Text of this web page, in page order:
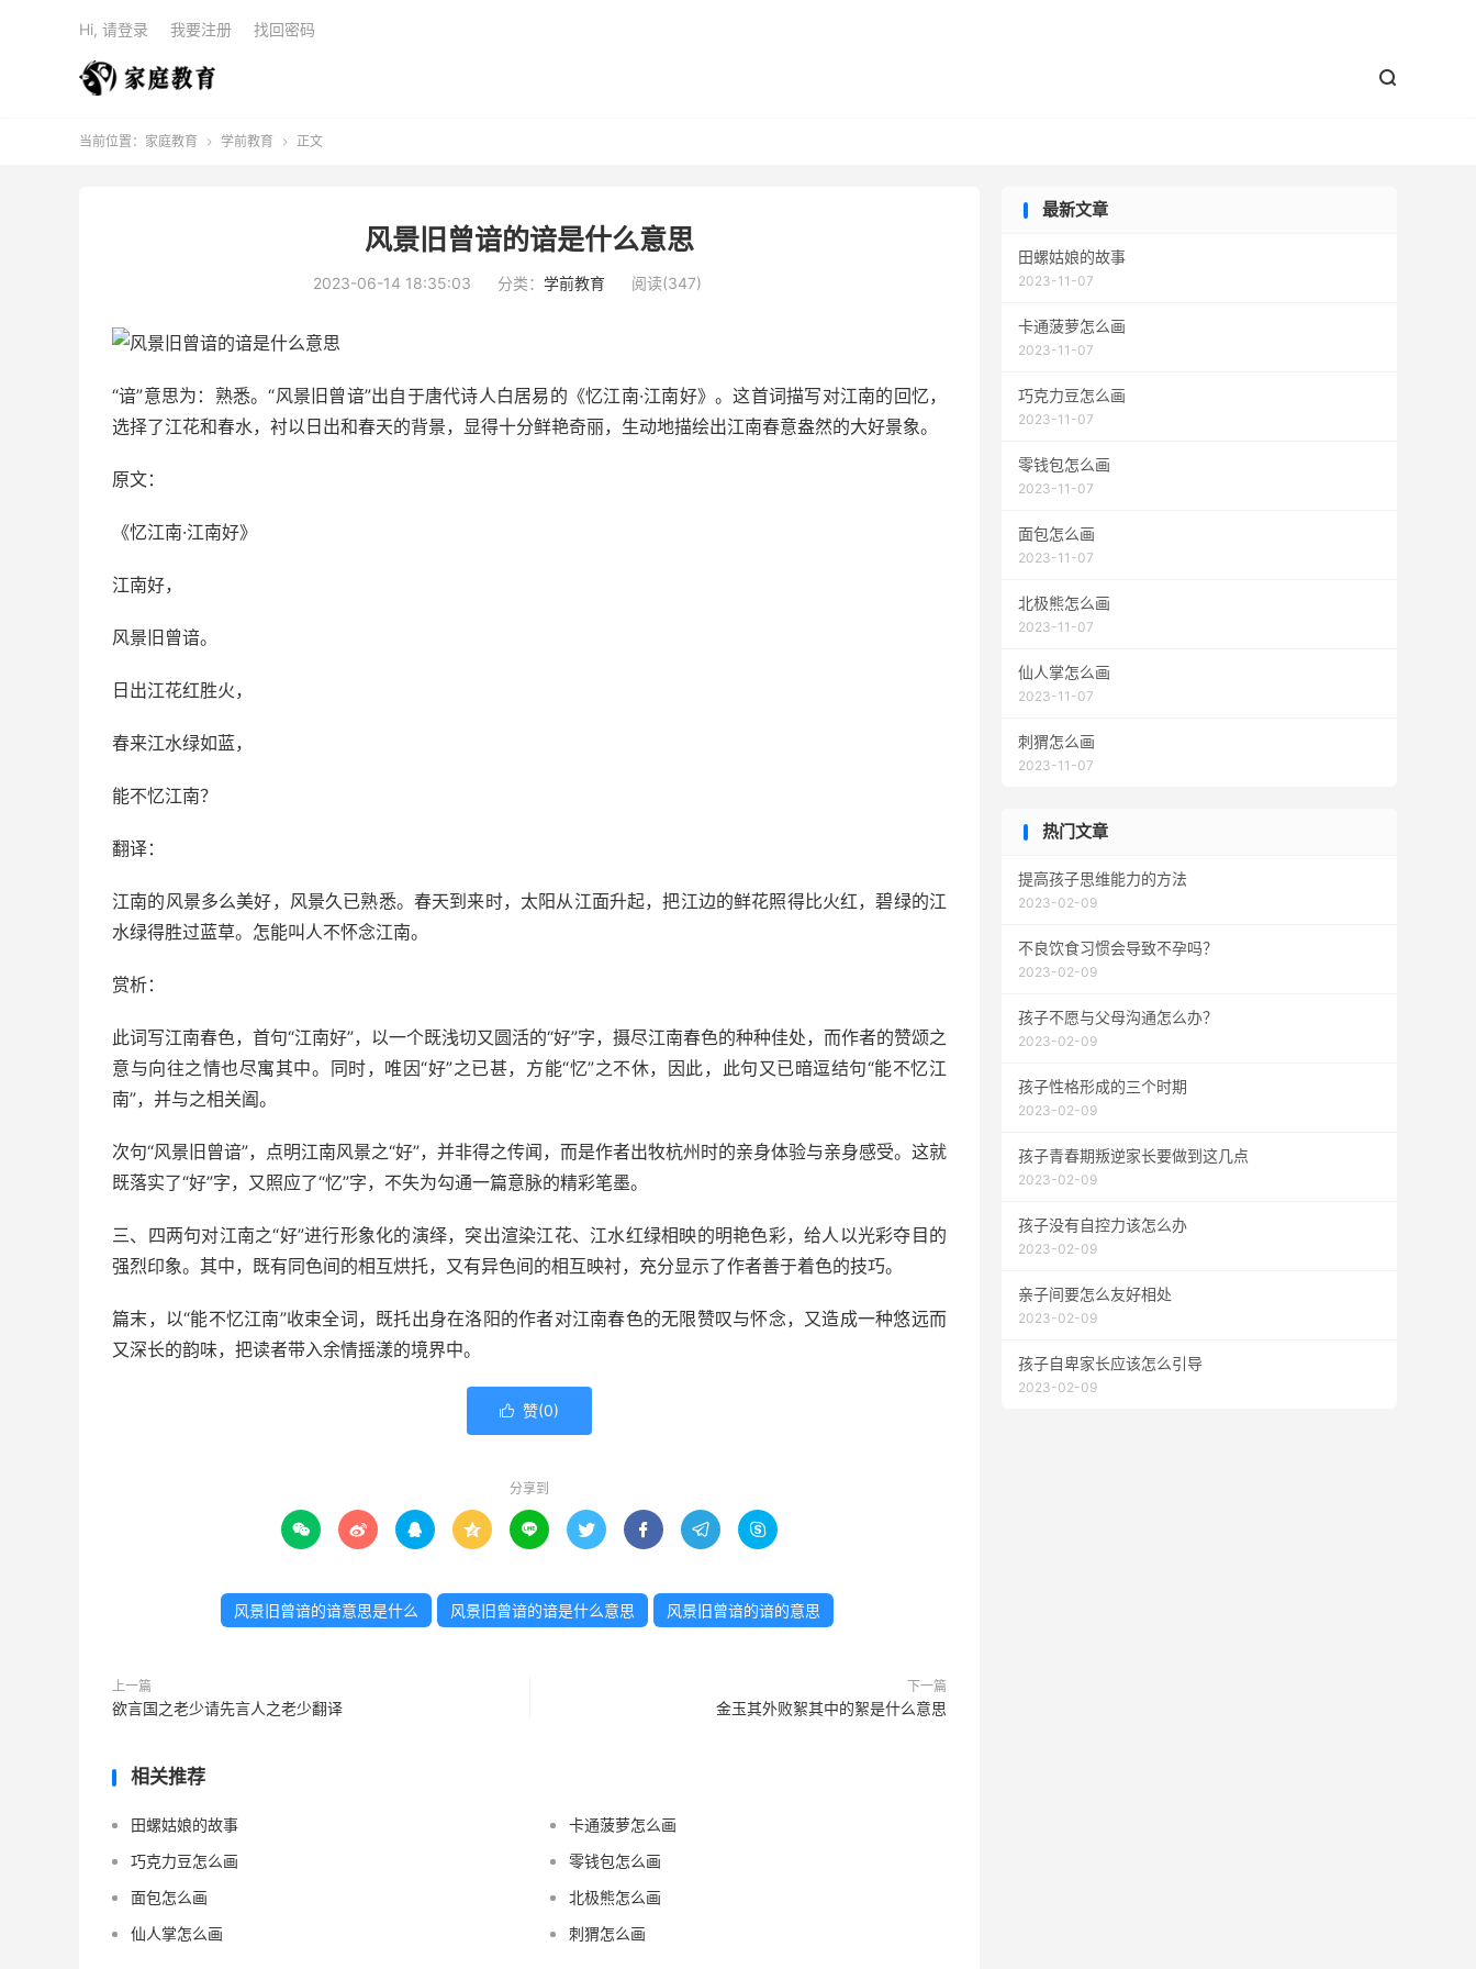

Hi, 请登录 我要注册 找回密码
当前位置： 家庭教育  学前教育  正文
风景旧曾谙的谙是什么意思
2023-06-14 18:35:03 分类： 学前教育 阅读(347)
“谙”意思为：熟悉。“风景旧曾谙”出自于唐代诗人白居易的《忆江南·江南好》。这首词描写对江南的回忆，
选择了江花和春水，衬以日出和春天的背景，显得十分鲜艳奇丽，生动地描绘出江南春意盎然的大好景象。
原文：
《忆江南·江南好》
江南好，
风景旧曾谙。
日出江花红胜火，
春来江水绿如蓝，
能不忆江南？
翻译：
江南的风景多么美好，风景久已熟悉。春天到来时，太阳从江面升起，把江边的鲜花照得比火红，碧绿的江
水绿得胜过蓝草。怎能叫人不怀念江南。
赏析：
此词写江南春色，首句“江南好”，以一个既浅切又圆活的“好”字，摄尽江南春色的种种佳处，而作者的赞颂之
意与向往之情也尽寓其中。同时，唯因“好”之已甚，方能“忆”之不休，因此，此句又已暗逗结句“能不忆江
南”，并与之相关阖。
次句“风景旧曾谙”，点明江南风景之“好”，并非得之传闻，而是作者出牧杭州时的亲身体验与亲身感受。这就
既落实了“好”字，又照应了“忆”字，不失为勾通一篇意脉的精彩笔墨。
三、四两句对江南之“好”进行形象化的演绎，突出渲染江花、江水红绿相映的明艳色彩，给人以光彩夺目的
强烈印象。其中，既有同色间的相互烘托，又有异色间的相互映衬，充分显示了作者善于着色的技巧。
篇末，以“能不忆江南”收束全词，既托出身在洛阳的作者对江南春色的无限赞叹与怀念，又造成一种悠远而
又深长的韵味，把读者带入余情摇漾的境界中。
 赞(0)
分享到
        
风景旧曾谙的谙意思是什么 风景旧曾谙的谙是什么意思 风景旧曾谙的谙的意思
上一篇
欲言国之老少请先言人之老少翻译
下一篇
金玉其外败絮其中的絮是什么意思
相关推荐
田螺姑娘的故事
卡通菠萝怎么画
巧克力豆怎么画
零钱包怎么画
面包怎么画
北极熊怎么画
仙人掌怎么画
刺猬怎么画
最新文章
田螺姑娘的故事
2023-11-07
卡通菠萝怎么画
2023-11-07
巧克力豆怎么画
2023-11-07
零钱包怎么画
2023-11-07
面包怎么画
2023-11-07
北极熊怎么画
2023-11-07
仙人掌怎么画
2023-11-07
刺猬怎么画
2023-11-07
热门文章
提高孩子思维能力的方法
2023-02-09
不良饮食习惯会导致不孕吗？
2023-02-09
孩子不愿与父母沟通怎么办？
2023-02-09
孩子性格形成的三个时期
2023-02-09
孩子青春期叛逆家长要做到这几点
2023-02-09
孩子没有自控力该怎么办
2023-02-09
亲子间要怎么友好相处
2023-02-09
孩子自卑家长应该怎么引导
2023-02-09